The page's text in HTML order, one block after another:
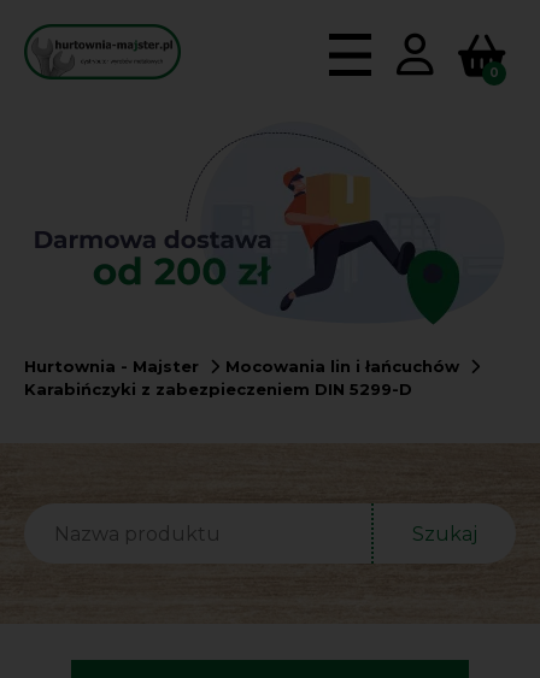
0
Hurtownia - Majster
Mocowania lin i łańcuchów
Karabińczyki z zabezpieczeniem DIN 5299-D
Szukaj